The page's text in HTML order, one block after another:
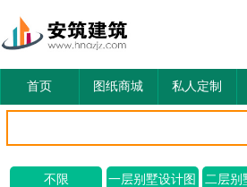
首页 图纸商城 私人定制
不限 一层别墅设计图 二层别